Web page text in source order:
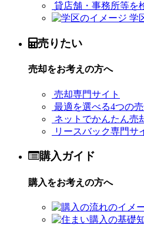
貸店舗・事務所等を
学
売りたい
売却をお考えの方へ
売却専門サイト
最適を選べる4つの
ネットでかんたん売
リースバック専門サ
購入ガイド
購入をお考えの方へ